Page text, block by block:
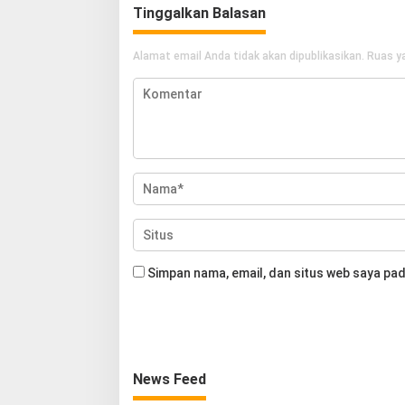
Tinggalkan Balasan
Alamat email Anda tidak akan dipublikasikan. Ruas
Simpan nama, email, dan situs web saya
News Feed